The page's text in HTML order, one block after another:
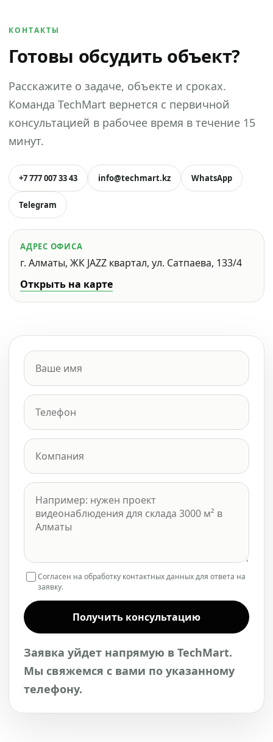
КОНТАКТЫ
Готовы обсудить объект?
Расскажите о задаче, объекте и сроках.
Команда TechMart вернется с первичной
консультацией в рабочее время в течение 15
минут.
+7 777 007 33 43 info@techmart.kz WhatsApp
Telegram
АДРЕС ОФИСА
г. Алматы, ЖК JAZZ квартал, ул. Сатпаева, 133/4
Открыть на карте
Согласен на обработку контактных данных для ответа на
заявку.
Получить консультацию
Заявка уйдет напрямую в TechMart.
Мы свяжемся с вами по указанному
телефону.